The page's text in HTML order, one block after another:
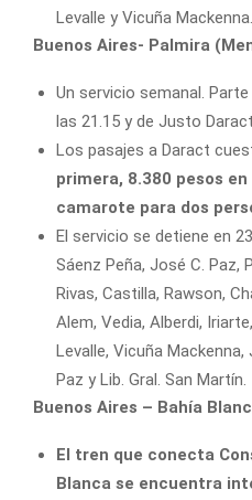
Levalle y Vicuña Mackenna.
Buenos Aires- Palmira
Un servicio semanal.
las 21.15 y de Justo
Los pasajes a Daract
primera, 8.380 pesos
camarote para dos
El servicio se detiene en
Sáenz Peña, José C. Paz,
Rivas, Castilla, Rawson,
Alem, Vedia, Alberdi,
Levalle, Vicuña
Paz y Lib. Gral. San Martín.
Buenos Aires – Bahía
El tren que conecta
Blanca se encuentra